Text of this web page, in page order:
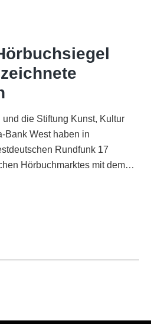
die Stiftung Kunst, Kultur
Bank West haben in
Rundfunk 17
Hörbuchmarktes mit dem…